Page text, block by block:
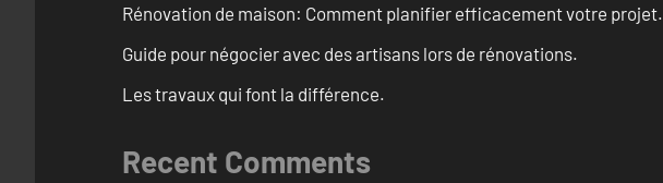
Rénovation de maison: Comment planifier efficacement votre projet.
Guide pour négocier avec des artisans lors de rénovations.
Les travaux qui font la différence.
Recent Comments